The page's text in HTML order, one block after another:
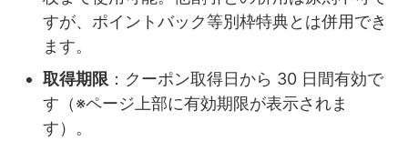
すが、ポイントバック等別枠特典とは併用でき
ます。
取得期限 ：クーポン取得日から 30 日間有効で
す（※ページ上部に有効期限が表示されま
す）。